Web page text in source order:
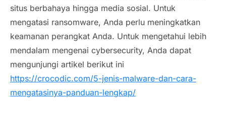
situs berbahaya hingga media sosial. Untuk
mengatasi ransomware, Anda perlu meningkatkan
keamanan perangkat Anda. Untuk mengetahui lebih
mendalam mengenai cybersecurity, Anda dapat
mengunjungi artikel berikut ini
https://crocodic.com/5-jenis-malware-dan-cara-
mengatasinya-panduan-lengkap/